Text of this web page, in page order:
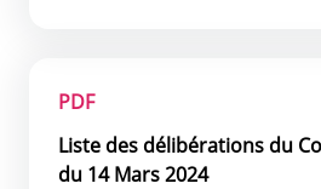
PDF
Liste des délibérations du
du 14 Mars 2024